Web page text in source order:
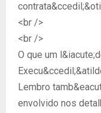
<br />
<br />
O que um
Lembro
envolvido nos